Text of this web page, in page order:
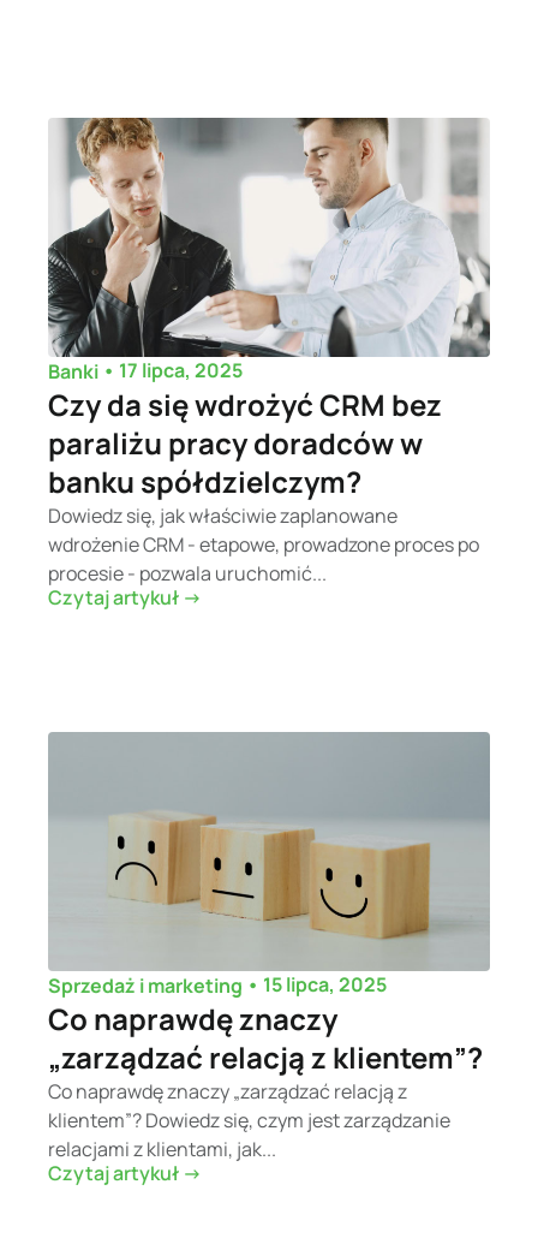
Banki • 17 lipca, 2025
Czy da się wdrożyć CRM bez
paraliżu pracy doradców w
banku spółdzielczym?
Dowiedz się, jak właściwie zaplanowane
wdrożenie CRM - etapowe, prowadzone proces po
procesie - pozwala uruchomić...
Czytaj artykuł ->
Sprzedaż i marketing • 15 lipca, 2025
Co naprawdę znaczy
„zarządzać relacją z klientem”?
Co naprawdę znaczy „zarządzać relacją z
klientem”? Dowiedz się, czym jest zarządzanie
relacjami z klientami, jak...
Czytaj artykuł ->